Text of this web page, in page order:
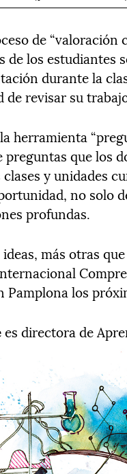
de
de los estudiantes
durante la
de revisar su
herramienta
preguntas que los
y unidades
no solo
profundas.
ideas, más otras
Pamplona los
es directora de